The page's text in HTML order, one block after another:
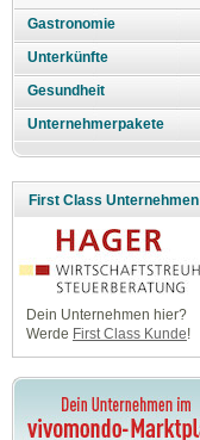
Gastronomie
Unterkünfte
Gesundheit
Unternehmerpakete
First Class Unternehmen
Dein Unternehmen hier?
Werde First Class Kunde!